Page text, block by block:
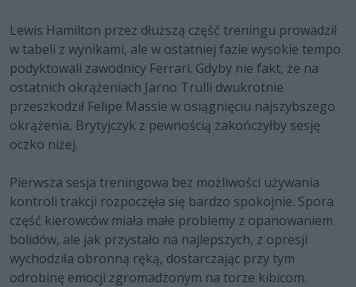
Lewis Hamilton przez dłuższą część treningu prowadził
w tabeli z wynikami, ale w ostatniej fazie wysokie tempo
podyktowali zawodnicy Ferrari. Gdyby nie fakt, że na
ostatnich okrążeniach Jarno Trulli dwukrotnie
przeszkodził Felipe Massie w osiągnięciu najszybszego
okrążenia, Brytyjczyk z pewnością zakończyłby sesję
oczko niżej.
Pierwsza sesja treningowa bez możliwości używania
kontroli trakcji rozpoczęła się bardzo spokojnie. Spora
część kierowców miała małe problemy z opanowaniem
bolidów, ale jak przystało na najlepszych, z opresji
wychodziła obronną ręką, dostarczając przy tym
odrobinę emocji zgromadzonym na torze kibicom.